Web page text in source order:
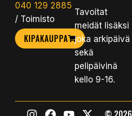
040 129 2885
/ Toimisto
KIPAKAUPPA
Tavoitat
meidät lisäksi
joka arkipäivä
sekä
pelipäivinä
kello 9-16.